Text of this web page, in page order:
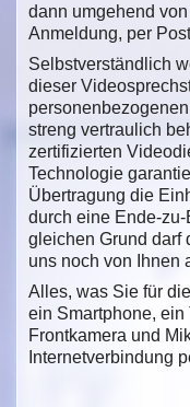
dann umgehend
Anmeldung, per
Selbstverständlich
dieser
streng vertraulich
zertifizierten
Technologie
Übertragung die
durch eine Ende-
gleichen Grund darf
uns noch von Ihnen
Alles, was Sie für
ein Smartphone, ein
Frontkamera und
Internetverbindung